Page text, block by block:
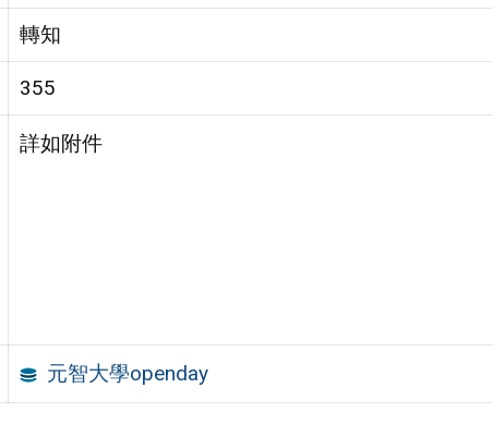
轉知
355
詳如附件
元智大學openday